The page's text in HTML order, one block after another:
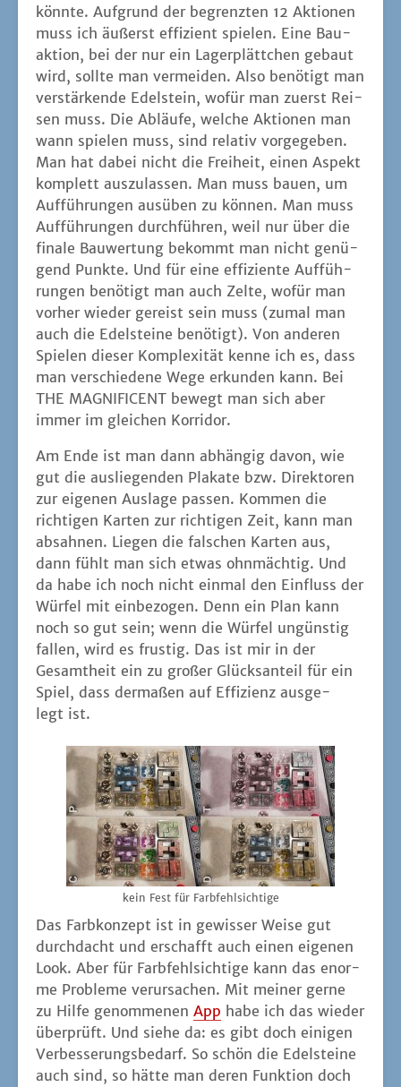
könn­te. Auf­grund der begrenz­ten 12 Aktio­nen
muss ich äußerst effi­zi­ent spie­len. Eine Bau­
ak­ti­on, bei der nur ein Lager­plätt­chen gebaut
wird, soll­te man ver­mei­den. Also benö­tigt man
ver­stär­ken­de Edel­stein, wofür man zuerst Rei­
sen muss. Die Abläu­fe, wel­che Aktio­nen man
wann spie­len muss, sind rela­tiv vor­ge­ge­ben.
Man hat dabei nicht die Frei­heit, einen Aspekt
kom­plett aus­zu­las­sen. Man muss bau­en, um
Auf­füh­run­gen aus­üben zu kön­nen. Man muss
Auf­füh­run­gen durch­füh­ren, weil nur über die
fina­le Bau­wer­tung bekommt man nicht genü­
gend Punk­te. Und für eine effi­zi­en­te Auf­füh­
run­gen benö­tigt man auch Zel­te, wofür man
vor­her wie­der gereist sein muss (zumal man
auch die Edel­stei­ne benö­tigt). Von ande­ren
Spie­len die­ser Kom­ple­xi­tät ken­ne ich es, dass
man ver­schie­de­ne Wege erkun­den kann. Bei
THE MAGNIFICENT bewegt man sich aber
immer im glei­chen Korridor.
Am Ende ist man dann abhän­gig davon, wie
gut die aus­lie­gen­den Pla­ka­te bzw. Direk­to­ren
zur eige­nen Aus­la­ge pas­sen. Kom­men die
rich­ti­gen Kar­ten zur rich­ti­gen Zeit, kann man
absah­nen. Lie­gen die fal­schen Kar­ten aus,
dann fühlt man sich etwas ohn­mäch­tig. Und
da habe ich noch nicht ein­mal den Ein­fluss der
Wür­fel mit ein­be­zo­gen. Denn ein Plan kann
noch so gut sein; wenn die Wür­fel ungüns­tig
fal­len, wird es frus­tig. Das ist mir in der
Gesamt­heit ein zu gro­ßer Glücks­an­teil für ein
Spiel, dass der­ma­ßen auf Effi­zi­enz aus­ge­
legt ist.
kein Fest für Farbfehlsichtige
Das Farb­kon­zept ist in gewis­ser Wei­se gut
durch­dacht und erschafft auch einen eige­nen
Look. Aber für Farb­fehl­sich­ti­ge kann das enor­
me Pro­ble­me ver­ur­sa­chen. Mit mei­ner ger­ne
zu Hil­fe genom­me­nen App habe ich das wie­der
über­prüft. Und sie­he da: es gibt doch eini­gen
Ver­bes­se­rungs­be­darf. So schön die Edel­stei­ne
auch sind, so hät­te man deren Funk­ti­on doch